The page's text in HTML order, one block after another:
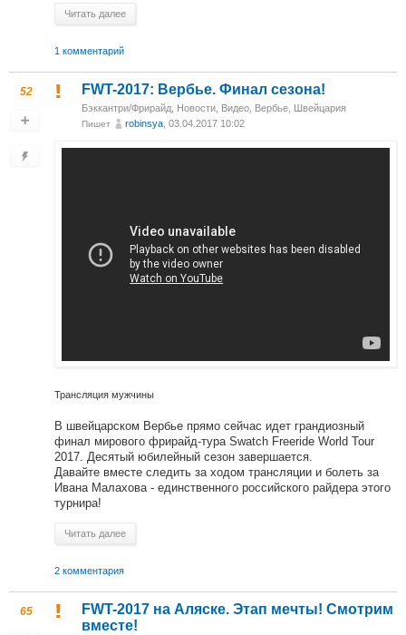
Читать далее
1 комментарий
52 FWT-2017: Вербье. Финал сезона!
Бэккантри/Фрирайд Новости Видео Вербье, Швейцария
Пишет robinsya , 03.04.2017 10:02
Трансляция мужчины
В швейцарском Вербье прямо сейчас идет грандиозный
финал мирового фрирайд-тура Swatch Freeride World Tour
2017. Десятый юбилейный сезон завершается.
Давайте вместе следить за ходом трансляции и болеть за
Ивана Малахова - единственного российского райдера этого
турнира!
Читать далее
2 комментария
65
FWT-2017 на Аляске. Этап мечты! Смотрим
вместе!